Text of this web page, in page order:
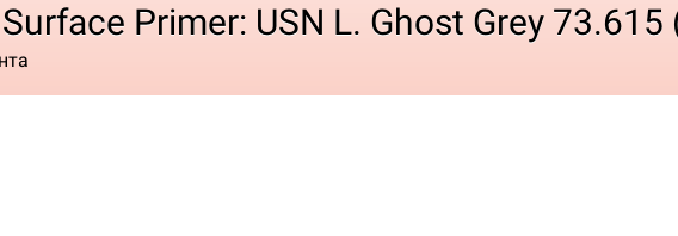
Primer: USN L. Ghost Grey